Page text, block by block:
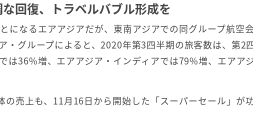
回復、トラベルバブル形成を
になるエアアジアだが、東南アジアでの同グループ航空
・グループによると、2020年第3四半期の旅客数は、第2
は36%増、エアアジア・インディアでは79%増、エアア
の売上も、11月16日から開始した「スーパーセール」が